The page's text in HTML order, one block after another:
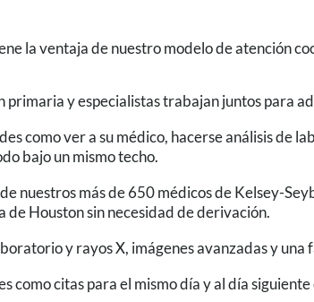
la ventaja de nuestro modelo de atención
primaria y especialistas trabajan juntos para
como ver a su médico, hacerse análisis de
bajo un mismo techo.
nuestros más de 650 médicos de Kelsey-
de Houston sin necesidad de derivación.
y rayos X, imágenes avanzadas y una
como citas para el mismo día y al día